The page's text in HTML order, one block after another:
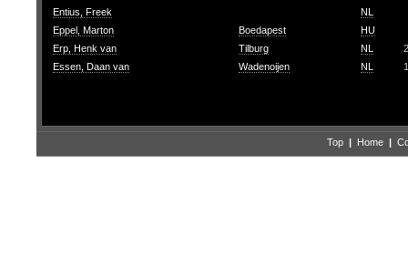
Entius, Freek
NL
Eppel, Marton
Boedapest
HU
Erp, Henk van
Tilburg NL
Essen, Daan van
Wadenoijen NL
Top | Home |